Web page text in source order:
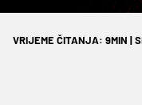
VRIJEME ČITANJA: 9MIN |